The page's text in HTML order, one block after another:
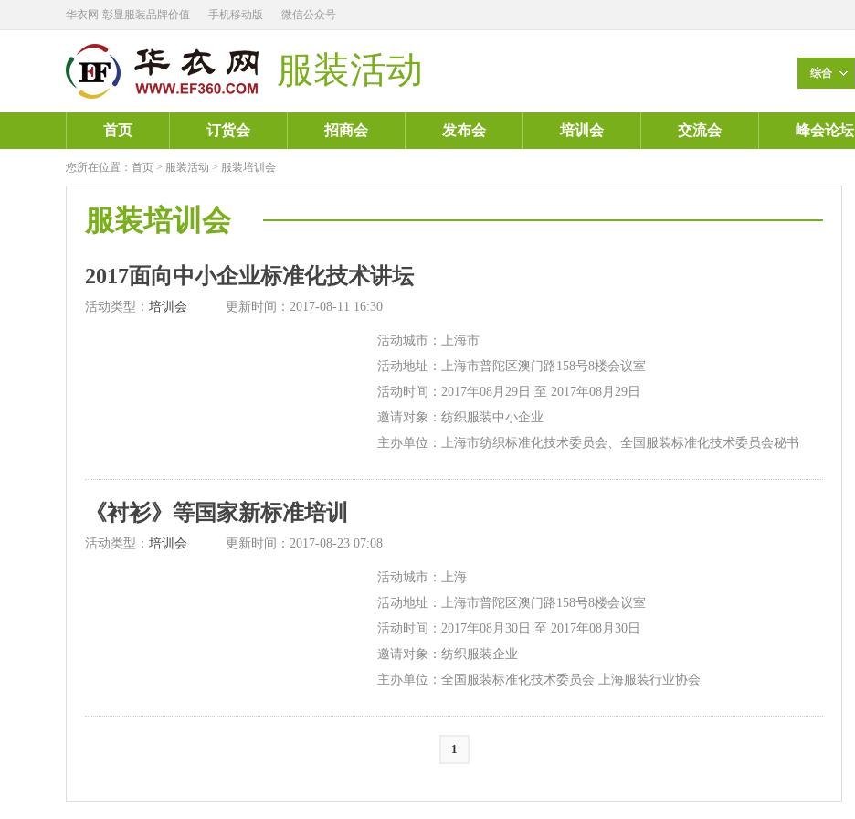
华衣网-彰显服装品牌价值 手机移动版 微信公众号
服装活动 综合
首页 订货会 招商会 发布会 培训会 交流会 峰会论坛
您所在位置： 首页 > 服装活动 > 服装培训会
服装培训会
2017面向中小企业标准化技术讲坛
活动类型： 培训会 更新时间：2017-08-11 16:30
活动城市：上海市
活动地址：上海市普陀区澳门路158号8楼会议室
活动时间：2017年08月29日 至 2017年08月29日
邀请对象：纺织服装中小企业
主办单位：上海市纺织标准化技术委员会、全国服装标准化技术委员会秘书
《衬衫》等国家新标准培训
活动类型： 培训会 更新时间：2017-08-23 07:08
活动城市：上海
活动地址：上海市普陀区澳门路158号8楼会议室
活动时间：2017年08月30日 至 2017年08月30日
邀请对象：纺织服装企业
主办单位：全国服装标准化技术委员会 上海服装行业协会
1